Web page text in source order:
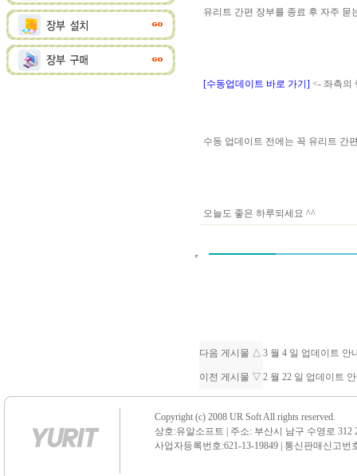
유리트 간편 장부를 종료 후 자주
[수동업데이트 바로 가기] <- 좌측의
수동 업데이트 전에는 꼭 유리트 간
오늘도 좋은 하루되세요 ^^
다음 게시물 △ 3 월 4 일 업데이트 안
이전 게시물 ▽ 2 월 22 일 업데이트
Copyright (c) 2008 UR Soft All rights reserved.
상호:유알소프트 | 주소: 부산시 남구 수영로 312
사업자등록번호:621-13-19849 | 통신판매신고번